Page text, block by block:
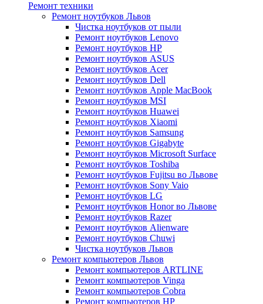
Ремонт техники
Ремонт ноутбуков Львов
Чистка ноутбуков от пыли
Ремонт ноутбуков Lenovo
Ремонт ноутбуков HP
Ремонт ноутбуков ASUS
Ремонт ноутбуков Acer
Ремонт ноутбуков Dell
Ремонт ноутбуков Apple MacBook
Ремонт ноутбуков MSI
Ремонт ноутбуков Huawei
Ремонт ноутбуков Xiaomi
Ремонт ноутбуков Samsung
Ремонт ноутбуков Gigabyte
Ремонт ноутбуков Microsoft Surface
Ремонт ноутбуков Toshiba
Ремонт ноутбуков Fujitsu во Львове
Ремонт ноутбуков Sony Vaio
Ремонт ноутбуков LG
Ремонт ноутбуков Honor во Львове
Ремонт ноутбуков Razer
Ремонт ноутбуков Alienware
Ремонт ноутбуков Chuwi
Чистка ноутбуков Львов
Ремонт компьютеров Львов
Ремонт компьютеров ARTLINE
Ремонт компьютеров Vinga
Ремонт компьютеров Cobra
Ремонт компьютеров HP